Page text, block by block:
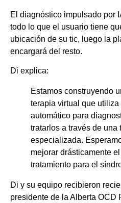
El diagnóstico impulsado por
todo lo que el usuario tiene
ubicación de su tic, luego la
encargará del resto.
Di explica:
Estamos construyendo
terapia virtual que
automático para
tratarlos a través de una
especializada.
mejorar drásticamente
tratamiento para el
Di y su equipo recibieron
presidente de la Alberta OCD